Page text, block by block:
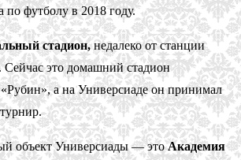
по футболу в 2018 году.
стадион,недалеко от станции
Сейчас это домашний стадион
а на Универсиаде он принимал
объект Универсиады — этоАкадемия